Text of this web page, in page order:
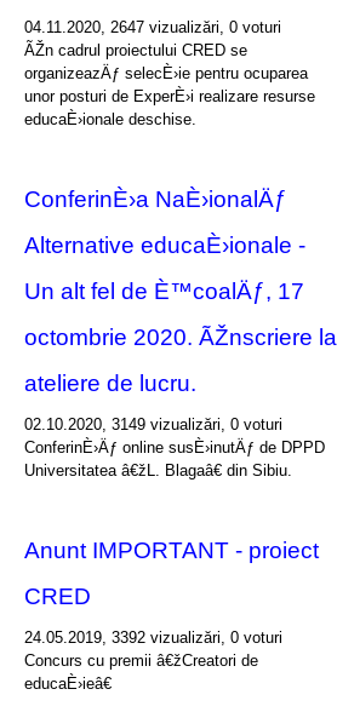
04.11.2020, 2647 vizualizări, 0 voturi
ÃŽn cadrul proiectului CRED se
organizeazÄƒ selecÈ›ie pentru ocuparea
unor posturi de ExperÈ›i realizare resurse
educaÈ›ionale deschise.
ConferinÈ›a NaÈ›ionalÄƒ
Alternative educaÈ›ionale -
Un alt fel de È™coalÄƒ, 17
octombrie 2020. ÃŽnscriere la
ateliere de lucru.
02.10.2020, 3149 vizualizări, 0 voturi
ConferinÈ›Äƒ online susÈ›inutÄƒ de DPPD
Universitatea â€žL. Blagaâ€ din Sibiu.
Anunt IMPORTANT - proiect
CRED
24.05.2019, 3392 vizualizări, 0 voturi
Concurs cu premii â€žCreatori de
educaÈ›ieâ€